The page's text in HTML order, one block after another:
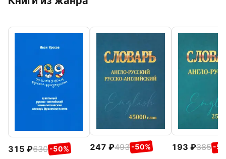
315 630 -50% 247 493 -50% 193 385 -